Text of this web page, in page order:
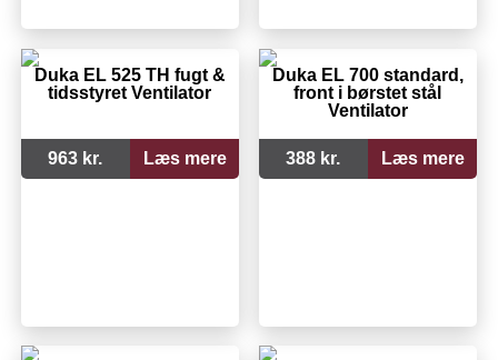
Duka EL 525 TH fugt &
tidsstyret Ventilator
963 kr. Læs mere
Duka EL 700 standard,
front i børstet stål
Ventilator
388 kr. Læs mere